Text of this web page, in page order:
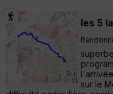
les 5
sur le